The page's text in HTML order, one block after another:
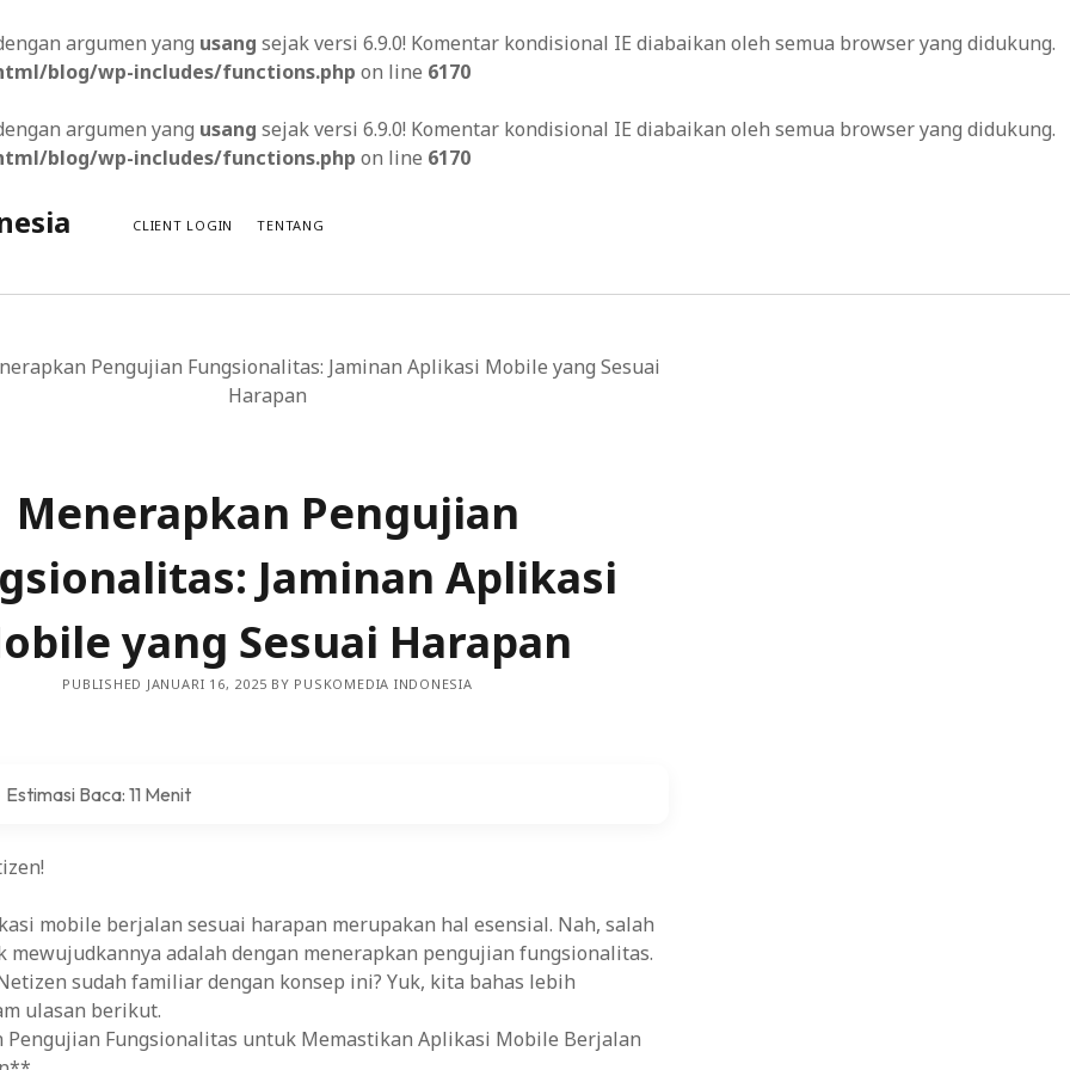
argumen yang usang sejak versi 6.9.0! Komentar kondisional IE diabaikan oleh semua browser yang didukung.
blog/wp-includes/functions.php on line 6170
argumen yang usang sejak versi 6.9.0! Komentar kondisional IE diabaikan oleh semua browser yang didukung.
blog/wp-includes/functions.php on line 6170
CLIENT LOGIN TENTANG
pada Peringkat Situs Web Anda
Bisnis yang Mendalam dan Berkelanjutan
Berbagi dan Diskusi di Situs Komunitas Online
Modal Minim
bagi Kepuasan Pengguna
Pengguna (UX) pada Situs Web
Pemasaran yang Sukses
Pengujian Fungsionalitas: Jaminan Aplikasi Mobile yang Sesuai
Harapan
Menerapkan Pengujian
Jaminan Aplikasi
yang Sesuai Harapan
PUBLISHED JANUARI 16, 2025 BY PUSKOMEDIA INDONESIA
Estimasi Baca: 11 Menit
mobile berjalan sesuai harapan merupakan hal esensial. Nah, salah
mewujudkannya adalah dengan menerapkan pengujian fungsionalitas.
sudah familiar dengan konsep ini? Yuk, kita bahas lebih
ulasan berikut.
Fungsionalitas untuk Memastikan Aplikasi Mobile Berjalan